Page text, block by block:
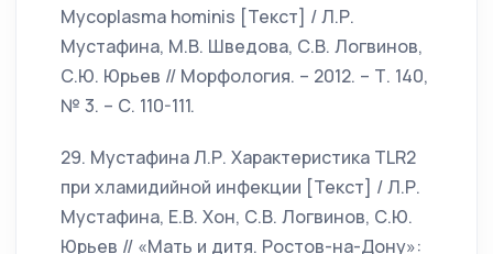
Mycoplasma hominis [Текст] / Л.Р.
Мустафина, М.В. Шведова, С.В. Логвинов,
С.Ю. Юрьев // Морфология. – 2012. – Т. 140,
№ 3. – С. 110-111.
29. Мустафина Л.Р. Характеристика TLR2
при хламидийной инфекции [Текст] / Л.Р.
Мустафина, Е.В. Хон, С.В. Логвинов, С.Ю.
Юрьев // «Мать и дитя. Ростов-на-Дону»: